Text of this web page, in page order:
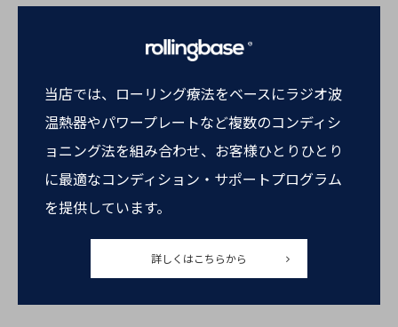
当店では、ローリング療法をベースにラジオ波
温熱器やパワープレートなど複数のコンディシ
ョニング法を組み合わせ、お客様ひとりひとり
に最適なコンディション・サポートプログラム
を提供しています。
詳しくはこちらから